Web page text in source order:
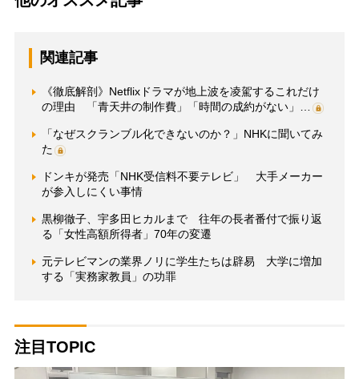
関連記事
《徹底解剖》Netflixドラマが地上波を凌駕するこれだけ
の理由 「青天井の制作費」「時間の成約がない」…
「なぜスクランブル化できないのか？」NHKに聞いてみ
た
ドンキが発売「NHK受信料不要テレビ」 大手メーカー
が参入しにくい事情
黒柳徹子、宇多田ヒカルまで 往年の長者番付で振り返
る「女性高額所得者」70年の変遷
元テレビマンの業界ノリに学生たちは辟易 大学に増加
する「実務家教員」の功罪
注目TOPIC